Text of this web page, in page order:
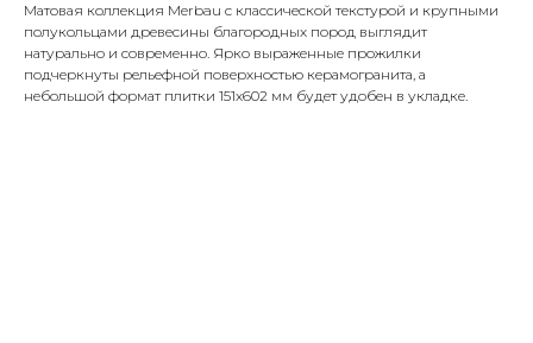
Матовая коллекция Merbau с классической текстурой и крупными
полукольцами древесины благородных пород выглядит
натурально и современно. Ярко выраженные прожилки
подчеркнуты рельефной поверхностью керамогранита, а
небольшой формат плитки 151х602 мм будет удобен в укладке.